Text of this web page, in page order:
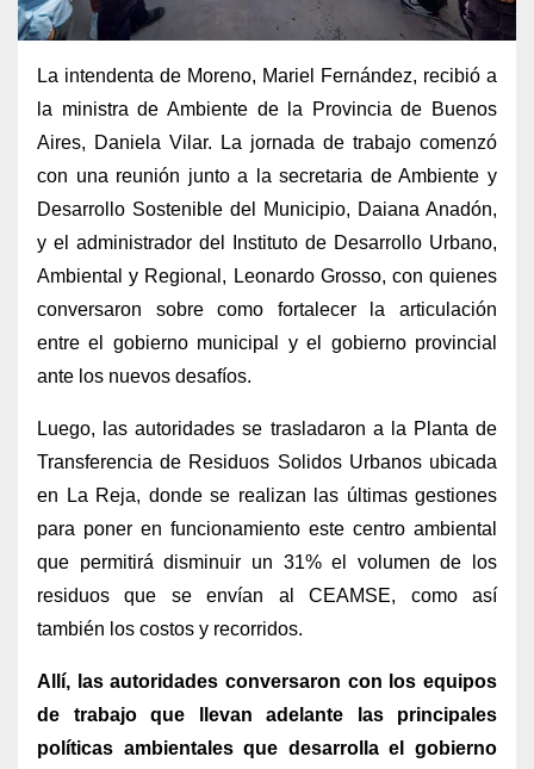
La intendenta de Moreno, Mariel Fernández, recibió a
la ministra de Ambiente de la Provincia de Buenos
Aires, Daniela Vilar. La jornada de trabajo comenzó
con una reunión junto a la secretaria de Ambiente y
Desarrollo Sostenible del Municipio, Daiana Anadón,
y el administrador del Instituto de Desarrollo Urbano,
Ambiental y Regional, Leonardo Grosso, con quienes
conversaron sobre como fortalecer la articulación
entre el gobierno municipal y el gobierno provincial
ante los nuevos desafíos.
Luego, las autoridades se trasladaron a la Planta de
Transferencia de Residuos Solidos Urbanos ubicada
en La Reja, donde se realizan las últimas gestiones
para poner en funcionamiento este centro ambiental
que permitirá disminuir un 31% el volumen de los
residuos que se envían al CEAMSE, como así
también los costos y recorridos.
Allí, las autoridades conversaron con los equipos
de trabajo que llevan adelante las principales
políticas ambientales que desarrolla el gobierno